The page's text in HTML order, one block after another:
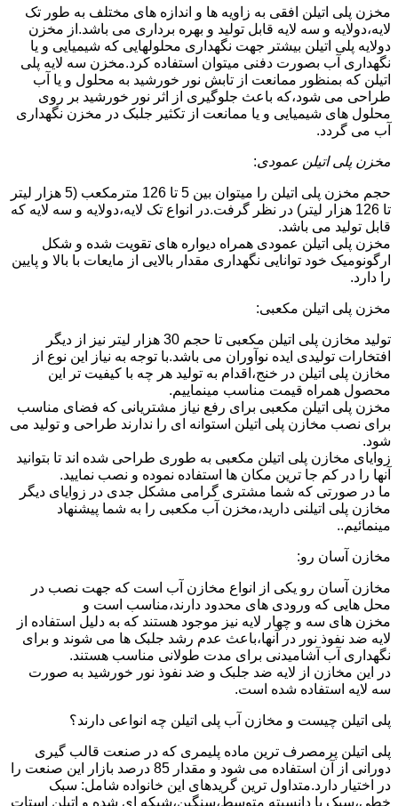
مخزن پلی اتیلن افقی به زاویه ها و اندازه های مختلف به طور تک
لایه،دولایه و سه لایه قابل تولید و بهره برداری می باشد.از مخزن
دولایه پلی اتیلن بیشتر جهت نگهداری محلولهایی که شیمیایی و یا
نگهداری آب بصورت دفنی میتوان استفاده کرد.مخزن سه لایه پلی
اتیلن که بمنظور ممانعت از تابش نور خورشید به محلول و یا آب
طراحی می شود،که باعث جلوگیری از اثر نور خورشید بر روی
محلول های شیمیایی و یا ممانعت از تکثیر جلبک در مخزن نگهداری
آب می گردد.
مخزن پلی اتیلن عمودی:
حجم مخزن پلی اتیلن را میتوان بین 5 تا 126 مترمکعب (5 هزار لیتر
تا 126 هزار لیتر) در نظر گرفت.در انواع تک لایه،دولایه و سه لایه که
قابل تولید می باشد.
مخزن پلی اتیلن عمودی همراه دیواره های تقویت شده و شکل
ارگونومیک خود توانایی نگهداری مقدار بالایی از مایعات با بالا و پایین
را دارد.
مخزن پلی اتیلن مکعبی:
تولید مخازن پلی اتیلن مکعبی تا حجم 30 هزار لیتر نیز از دیگر
افتخارات تولیدی ایده نوآوران می باشد.با توجه به نیاز این نوع از
مخازن پلی اتیلن در خنج،اقدام به تولید هر چه با کیفیت تر این
محصول همراه قیمت مناسب مینماییم.
مخزن پلی اتیلن مکعبی برای رفع نیاز مشتریانی که فضای مناسب
برای نصب مخازن پلی اتیلن استوانه ای را ندارند طراحی و تولید می
شود.
زوایای مخازن پلی اتیلن مکعبی به طوری طراحی شده اند تا بتوانید
آنها را در کم جا ترین مکان ها استفاده نموده و نصب نمایید.
ما در صورتی که شما مشتری گرامی مشکل جدی در زوایای دیگر
مخازن پلی اتیلنی دارید،مخزن آب مکعبی را به شما پیشنهاد
مینمائیم..
مخازن آسان رو:
مخازن آسان رو یکی از انواع مخازن آب است که جهت نصب در
محل هایی که ورودی های محدود دارند،مناسب است و
مخزن های سه و چهار لایه نیز موجود هستند که به دلیل استفاده از
لایه ضد نفوذ نور در آنها،باعث عدم رشد جلبک ها می شوند و برای
نگهداری آب آشامیدنی برای مدت طولانی مناسب هستند.
در این مخازن از لایه ضد جلبک و ضد نفوذ نور خورشید به صورت
سه لایه استفاده شده است.
پلی اتیلن چیست و مخازن آب پلی اتیلن چه انواعی دارند؟
پلی اتیلن پرمصرف ترین ماده پلیمری که در صنعت قالب گیری
دورانی از آن استفاده می شود و مقدار 85 درصد بازار این صنعت را
در اختیار دارد.متداول ترین گریدهای این خانواده شامل: سبک
خطی،سبک با دانسیته متوسط،سنگین،شبکه ای شده و اتیلن استات